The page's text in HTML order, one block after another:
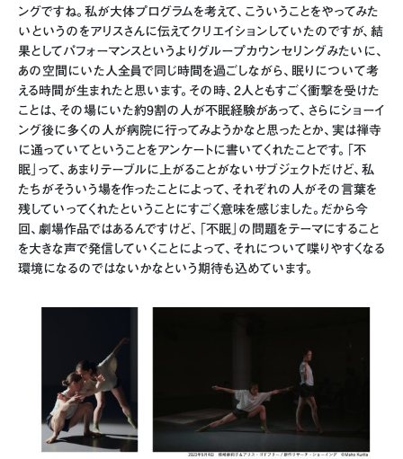
ングですね。私が大体プログラムを考えて、こういうことをやってみた
いというのをアリスさんに伝えてクリエイションしていたのですが、結
果としてパフォーマンスというよりグループカウンセリングみたいに、
あの空間にいた人全員で同じ時間を過ごしながら、眠りについて考
える時間が生まれたと思います。その時、2人ともすごく衝撃を受けた
ことは、その場にいた約9割の人が不眠経験があって、さらにショーイ
ング後に多くの人が病院に行ってみようかなと思ったとか、実は禅寺
に通っていてということをアンケートに書いてくれたことです。「不
眠」って、あまりテーブルに上がることがないサブジェクトだけど、私
たちがそういう場を作ったことによって、それぞれの人がその言葉を
残していってくれたということにすごく意味を感じました。だから今
回、劇場作品ではあるんですけど、「不眠」の問題をテーマにすること
を大きな声で発信していくことによって、それについて喋りやすくなる
環境になるのではないかなという期待も込めています。